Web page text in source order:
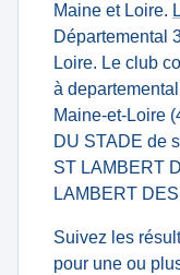
Maine et Loire.
Départemental
Loire. Le club
à
Maine-et-Loire
DU STADE de
ST LAMBERT
LAMBERT
Suivez les
pour une ou